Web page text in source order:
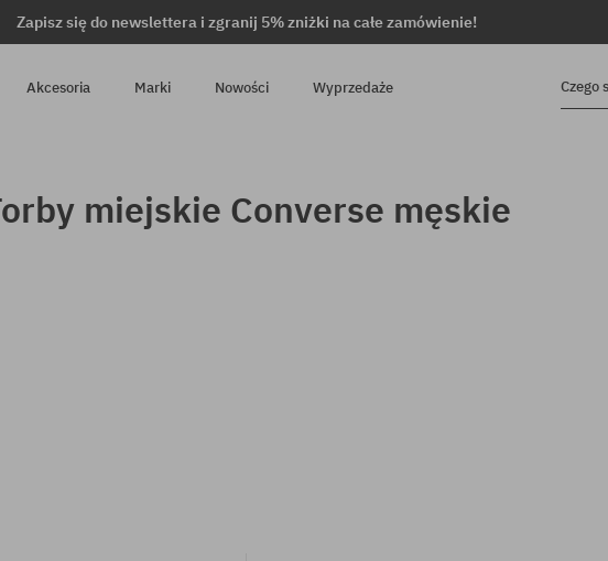
Zapisz się do newslettera i zgranij 5% zniżki na całe zamówienie!
Akcesoria Marki Nowości Wyprzedaże Czego
miejskie Converse męskie